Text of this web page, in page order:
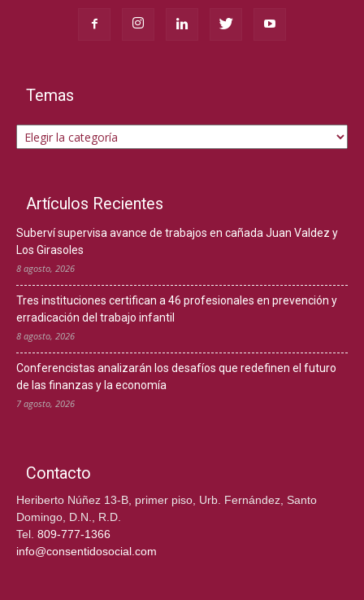
Temas
Temas
Artículos Recientes
Suberví supervisa avance de trabajos en cañada Juan Valdez y
Los Girasoles
8 agosto, 2026
Tres instituciones certifican a 46 profesionales en prevención y
erradicación del trabajo infantil
8 agosto, 2026
Conferencistas analizarán los desafíos que redefinen el futuro
de las finanzas y la economía
7 agosto, 2026
Contacto
Heriberto Núñez 13-B, primer piso, Urb. Fernández, Santo
Domingo, D.N., R.D.
Tel. 809-777-1366
info@consentidosocial.com